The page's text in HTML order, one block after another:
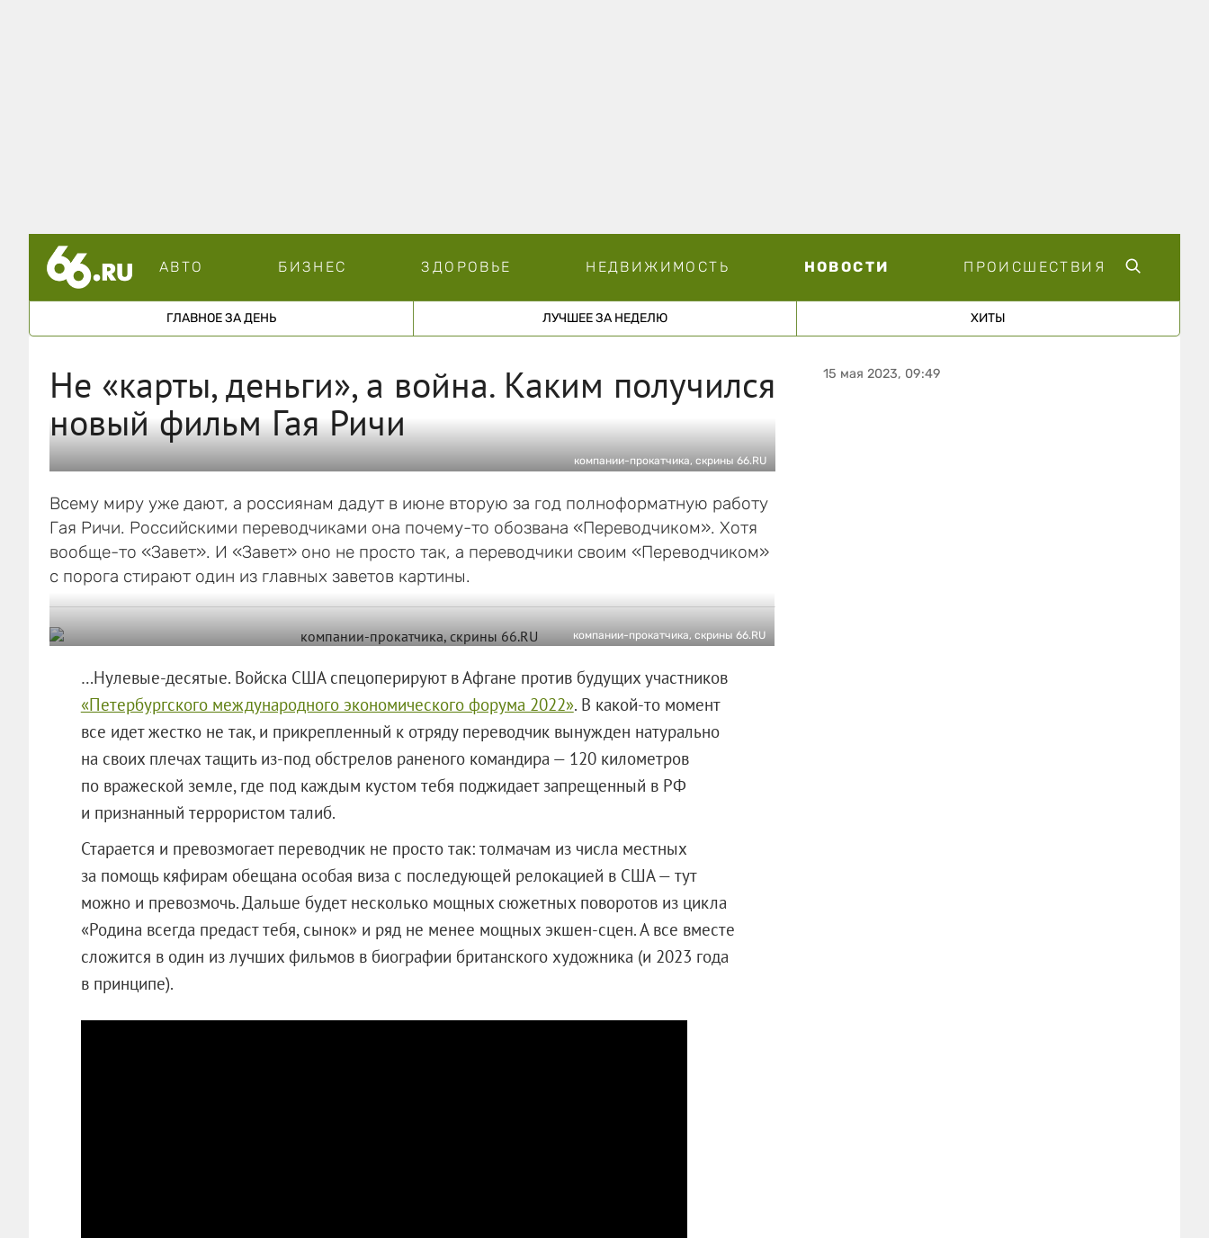
АВТО БИЗНЕС ЗДОРОВЬЕ НЕДВИЖИМОСТЬ НОВОСТИ ПРОИСШЕСТВИЯ
ГЛАВНОЕ ЗА ДЕНЬ ЛУЧШЕЕ ЗА НЕДЕЛЮ ХИТЫ
Не «карты, деньги», а война. Каким получился
новый фильм Гая Ричи
компании-прокатчика, скрины 66.RU
Всему миру уже дают, а россиянам дадут в июне вторую за год полноформатную работу
Гая Ричи. Российскими переводчиками она почему-то обозвана «Переводчиком». Хотя
вообще-то «Завет». И «Завет» оно не просто так, а переводчики своим «Переводчиком»
с порога стирают один из главных заветов картины.
компании-прокатчика, скрины 66.RU
…Нулевые-десятые. Войска США спецоперируют в Афгане против будущих участников
«Петербургского международного экономического форума 2022». В какой-то момент
все идет жестко не так, и прикрепленный к отряду переводчик вынужден натурально
на своих плечах тащить из-под обстрелов раненого командира — 120 километров
по вражеской земле, где под каждым кустом тебя поджидает запрещенный в РФ
и признанный террористом талиб.
Старается и превозмогает переводчик не просто так: толмачам из числа местных
за помощь кяфирам обещана особая виза с последующей релокацией в США — тут
можно и превозмочь. Дальше будет несколько мощных сюжетных поворотов из цикла
«Родина всегда предаст тебя, сынок» и ряд не менее мощных экшен-сцен. А все вместе
сложится в один из лучших фильмов в биографии британского художника (и 2023 года
в принципе).
15 мая 2023, 09:49